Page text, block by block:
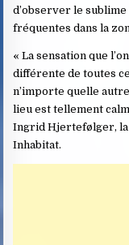
d’observer le
fréquentes dans la
« La sensation que
différente de toutes
n’importe quelle
lieu est tellement
Ingrid Hjertefølger, la
Inhabitat.